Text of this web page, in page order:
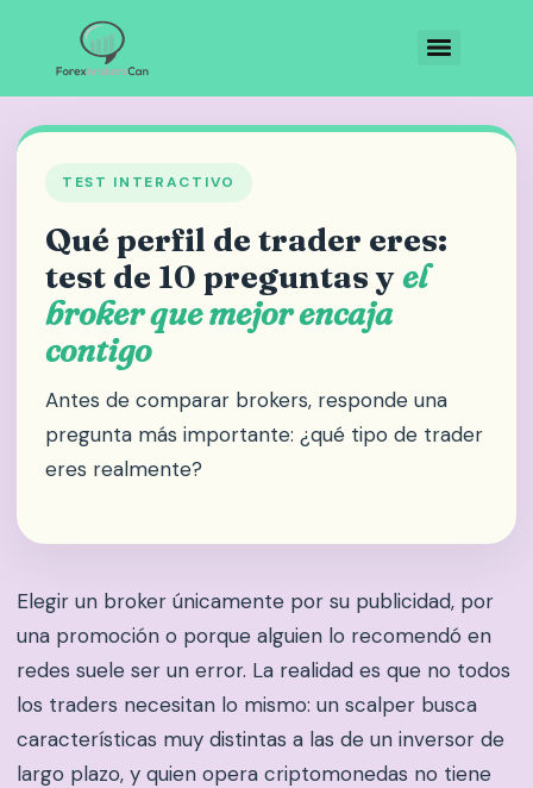
TEST INTERACTIVO
Qué perfil de trader eres:
test de 10 preguntas yel
broker que mejor encaja
contigo
Antes de comparar brokers, responde una
pregunta más importante: ¿qué tipo de trader
eres realmente?
Elegir un broker únicamente por su publicidad, por
una promoción o porque alguien lo recomendó en
redes suele ser un error. La realidad es que no todos
los traders necesitan lo mismo: un scalper busca
características muy distintas a las de un inversor de
largo plazo, y quien opera criptomonedas no tiene